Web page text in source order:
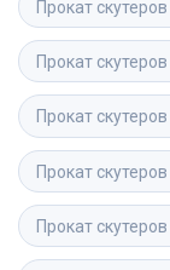
Прокат скутеров
Прокат скутеров
Прокат скутеров
Прокат скутеров
Прокат скутеров